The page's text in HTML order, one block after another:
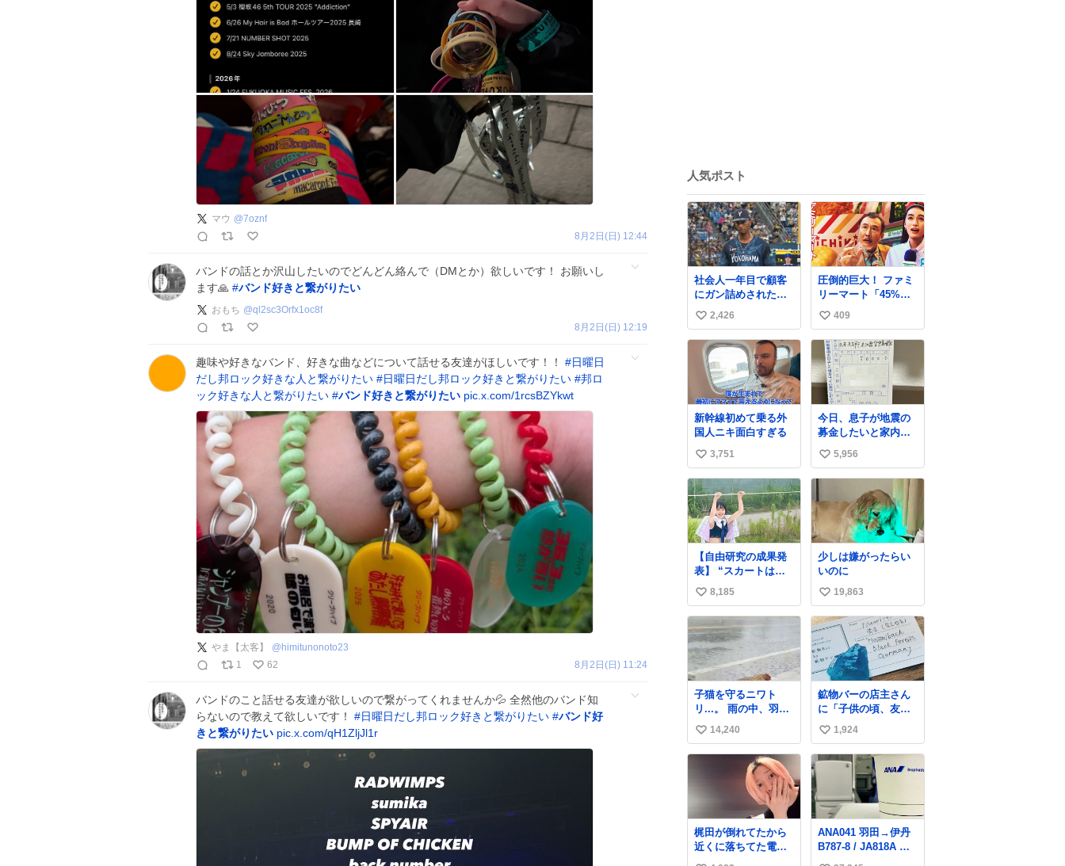
マウ @7oznf
8月2日(日) 12:44
バンドの話とか沢山したいのでどんどん絡んで（DMとか）欲しいです！ お願いし
ます🙏 #バンド好きと繋がりたい
おもち @ql2sc3Orfx1oc8f
8月2日(日) 12:19
趣味や好きなバンド、好きな曲などについて話せる友達がほしいです！！ #日曜日
だし邦ロック好きな人と繋がりたい #日曜日だし邦ロック好きと繋がりたい #邦ロ
ック好きな人と繋がりたい #バンド好きと繋がりたい pic.x.com/1rcsBZYkwt
やま【太客】 @ himitunonoto23
1
62 8月2日(日) 11:24
バンドのこと話せる友達が欲しいので繋がってくれませんか💦 全然他のバンド知
らないので教えて欲しいです！ #日曜日だし邦ロック好きと繋がりたい #バンド好
きと繋がりたい pic.x.com/qH1ZljJl1r
人気ポスト
社会人一年目で顧客
にガン詰めされたワ
イみたいな顔してる
い
い
ね
数
2,426
圧倒的巨大！ ファミ
リーマート「45%増
量作戦」には都市伝
説が隠されている、
のかもしれない。
web-
mu.jp/news/79509/
い
い
ね
数
409
新幹線初めて乗る外
国人ニキ面白すぎる
い
い
ね
数
3,751
今日、息子が地震の
募金したいと家内と
郵便局に行ったみた
いです。おもちゃと
か買う選択肢もあっ
たと思うけど、自分
で貯めてた2万円を役
に立てて欲しい、み
んなも元気になって
欲しいと。家内も一
緒に募金したので、
自分も何かできたら
なぁと思いました。
い
い
数
5,956
【自由研究の成果発
表】 “スカートは回
転によって広がる
が、岡澤恋によって
270°までなら広がら
ずに回転が可能なこ
とが証明された！”
い
い
ね
数
8,185
少しは嫌がったらい
いのに
い
い
ね
数
19,863
子猫を守るニワト
リ...。 雨の中、羽の
中に子猫を入れて守
る姿に感動した！！
愛は種族を超える！
い
い
14,240
鉱物バーの店主さん
に「子供の頃、友人
の土産で青い石を貰
って、それがすごく
気に入ってたのに、
いつかの引越しで無
くしてしまった」と
いう話をしたら、
「お土産で買ってき
たくらいの価格感な
ら、ドイツの黒い森
のフローライトか
い
い
1,924
梶田が倒れてたから
近くに落ちてた電池
戻しておいた
ANA041 羽田→伊丹
B787-8 / JA818A 使
用機到着遅れにつき